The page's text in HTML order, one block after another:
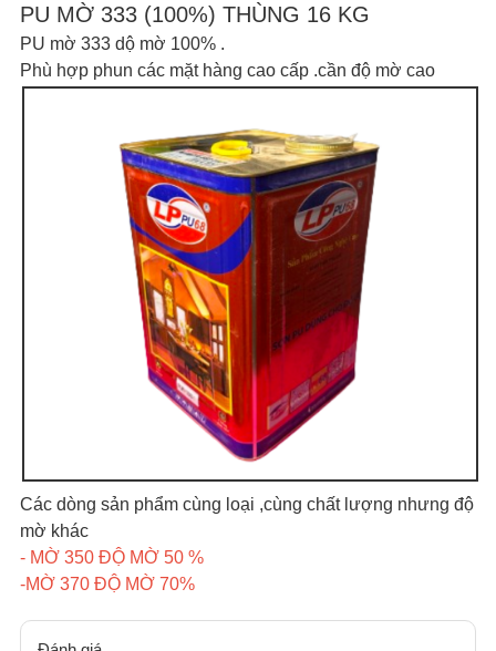
PU MỜ 333 (100%) THÙNG 16 KG
PU mờ 333 dộ mờ 100% .
Phù hợp phun các mặt hàng cao cấp .cần độ mờ cao
Các dòng sản phẩm cùng loại ,cùng chất lượng nhưng độ
mờ khác
- MỜ 350 ĐỘ MỜ 50 %
-MỜ 370 ĐỘ MỜ 70%